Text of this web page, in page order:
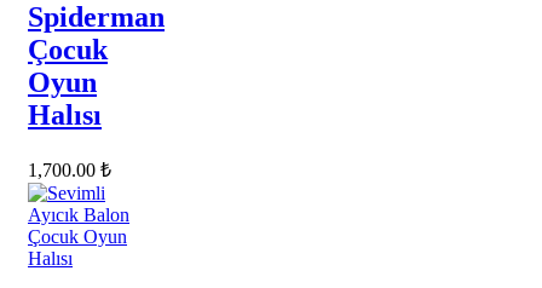
Spiderman
Çocuk
Oyun
Halısı
1,700.00 ₺